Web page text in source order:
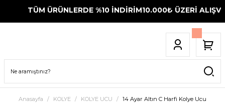
TÜM ÜRÜNLERDE %10 İNDİRİM10.000₺ ÜZERİ
Anasayfa KOLYE KOLYE UCU 14 Ayar Altın C Harfi Kolye Ucu